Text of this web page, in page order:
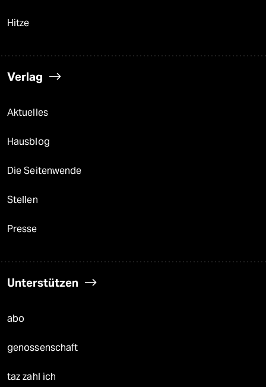
Hitze
Verlag
Aktuelles
Hausblog
Die Seitenwende
Stellen
Presse
Unterstützen
abo
genossenschaft
taz zahl ich